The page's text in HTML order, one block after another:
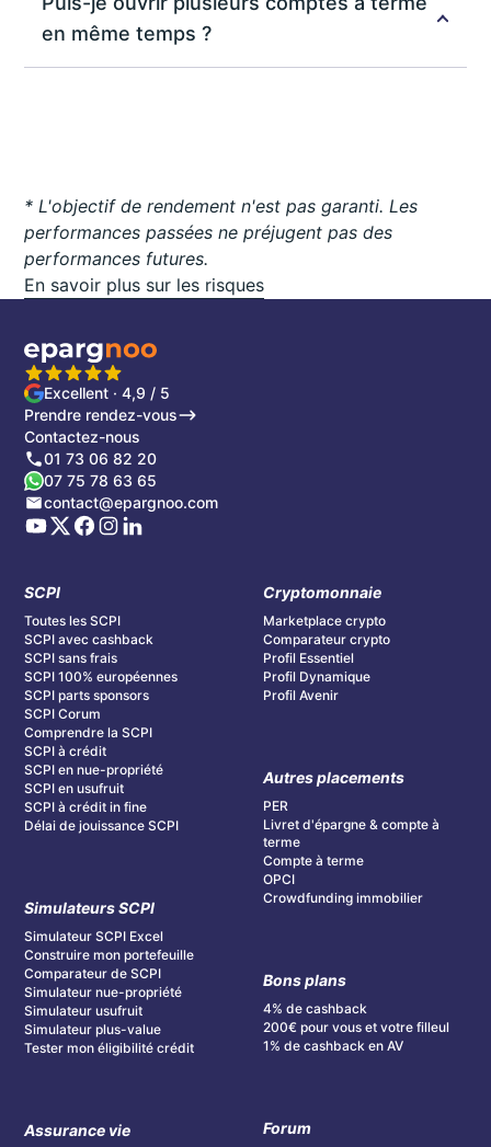
certaines banques peuvent permettre des retraits
en même temps ?
* L'objectif de rendement n'est pas garanti. Les
performances passées ne préjugent pas des
performances futures.
En savoir plus sur les risques
Excellent · 4,9 / 5
Prendre rendez-vous
Contactez-nous
01 73 06 82 20
07 75 78 63 65
contact@epargnoo.com
SCPI
Toutes les SCPI
SCPI avec cashback
SCPI sans frais
SCPI 100% européennes
SCPI parts sponsors
SCPI Corum
Comprendre la SCPI
SCPI à crédit
SCPI en nue-propriété
SCPI en usufruit
SCPI à crédit in fine
Délai de jouissance SCPI
Simulateurs SCPI
Simulateur SCPI Excel
Construire mon portefeuille
Comparateur de SCPI
Simulateur nue-propriété
Simulateur usufruit
Simulateur plus-value
Tester mon éligibilité crédit
Assurance vie
Cryptomonnaie
Marketplace crypto
Comparateur crypto
Profil Essentiel
Profil Dynamique
Profil Avenir
Autres placements
PER
Livret d'épargne & compte à
terme
Compte à terme
OPCI
Crowdfunding immobilier
Bons plans
4% de cashback
200€ pour vous et votre filleul
1% de cashback en AV
Forum